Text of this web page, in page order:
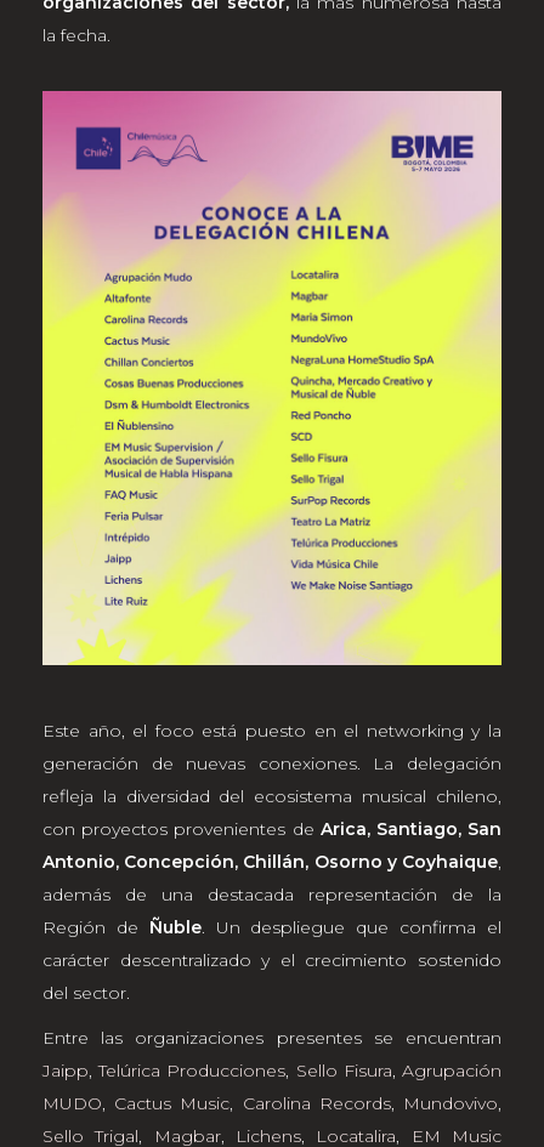
la fecha.
Este año, el foco está puesto en el networking y la
generación de nuevas conexiones. La delegación
refleja la diversidad del ecosistema musical chileno,
con proyectos provenientes de Arica, Santiago, San
Antonio, Concepción, Chillán, Osorno y Coyhaique,
además de una destacada representación de la
Región de Ñuble. Un despliegue que confirma el
carácter descentralizado y el crecimiento sostenido
del sector.
Entre las organizaciones presentes se encuentran
Jaipp,Telúrica Producciones, Sello Fisura,Agrupación
MUDO, Cactus Music, Carolina Records, Mundovivo,
Sello Trigal, Magbar, Lichens, Locatalira, EM Music